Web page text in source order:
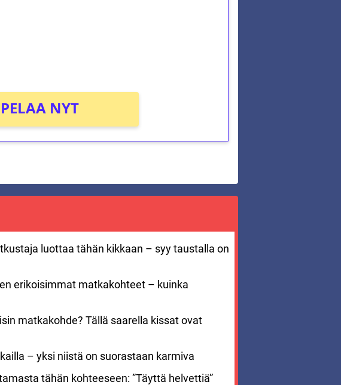
PELAA NYT
luottaa tähän kikkaan – syy taustalla on
erikoisimmat matkakohteet – kuinka
matkakohde? Tällä saarella kissat ovat
– yksi niistä on suorastaan karmiva
tähän kohteeseen: ”Täyttä helvettiä”